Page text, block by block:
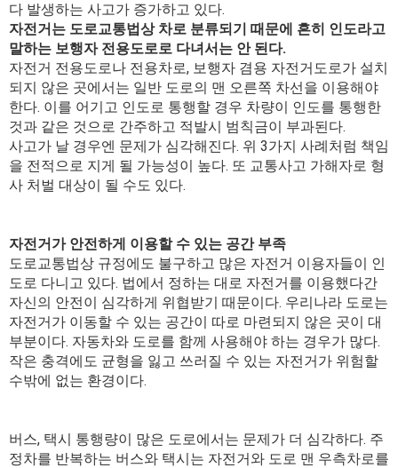
다 발생하는 사고가 증가하고 있다.
자전거는 도로교통법상 차로 분류되기 때문에 흔히 인도라고
말하는 보행자 전용도로로 다녀서는 안 된다.
자전거 전용도로나 전용차로, 보행자 겸용 자전거도로가 설치
되지 않은 곳에서는 일반 도로의 맨 오른쪽 차선을 이용해야
한다. 이를 어기고 인도로 통행할 경우 차량이 인도를 통행한
것과 같은 것으로 간주하고 적발시 범칙금이 부과된다.
사고가 날 경우엔 문제가 심각해진다. 위 3가지 사례처럼 책임
을 전적으로 지게 될 가능성이 높다. 또 교통사고 가해자로 형
사 처벌 대상이 될 수도 있다.
자전거가 안전하게 이용할 수 있는 공간 부족
도로교통법상 규정에도 불구하고 많은 자전거 이용자들이 인
도로 다니고 있다. 법에서 정하는 대로 자전거를 이용했다간
자신의 안전이 심각하게 위협받기 때문이다. 우리나라 도로는
자전거가 이동할 수 있는 공간이 따로 마련되지 않은 곳이 대
부분이다. 자동차와 도로를 함께 사용해야 하는 경우가 많다.
작은 충격에도 균형을 잃고 쓰러질 수 있는 자전거가 위험할
수밖에 없는 환경이다.
버스, 택시 통행량이 많은 도로에서는 문제가 더 심각하다. 주
정차를 반복하는 버스와 택시는 자전거와 도로 맨 우측차로를